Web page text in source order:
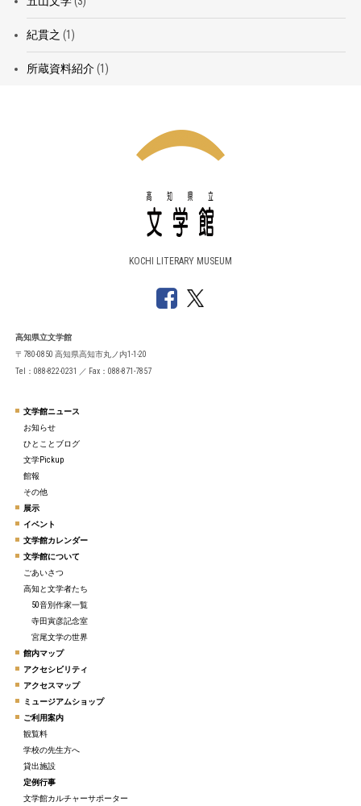
紀貫之 (1)
所蔵資料紹介(1)
KOCHI LITERARY MUSEUM
高知県立文学館
〒780-0850 高知県高知市丸ノ内1-1-20
Tel：088-822-0231 ／ Fax：088-871-7857
文学館ニュース
お知らせ
ひとことブログ
文学Pickup
館報
その他
展示
イベント
文学館カレンダー
文学館について
ごあいさつ
高知と文学者たち
50音別作家一覧
寺田寅彦記念室
宮尾文学の世界
館内マップ
アクセシビリティ
アクセスマップ
ミュージアムショップ
ご利用案内
観覧料
学校の先生方へ
貸出施設
定例行事
文学館カルチャーサポーター